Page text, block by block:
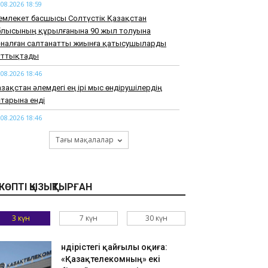
18:59
басшысы Солтүстік Қазақстан
құрылғанына 90 жыл толуына
салтанатты жиынға қатысушыларды
18:46
әлемдегі ең ірі мыс өндірушілердің
енді
18:46
Нұрай Серікбайдың туыстары
10 миллиард теңге моральдық
тобының әншісі Кенжебек Жанәбілов
18:20
әшкереленді
18:07
Тағы мақалалар
КӨПТІ ҚЫЗЫҚТЫРҒАН
3 күн 7 күн 30 күн
Өндірістегі қайғылы оқиға:
«Қазақтелекомның» екі